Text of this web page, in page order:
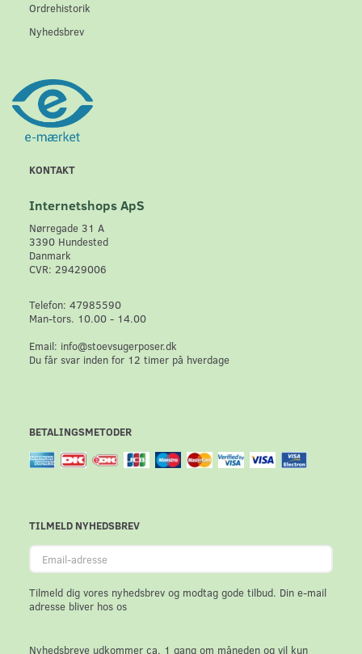
Ordrehistorik
Nyhedsbrev
KONTAKT
Internetshops ApS
Nørregade 31 A
3390 Hundested
Danmark
CVR: 29429006
Telefon: 47985590
Man-tors. 10.00 - 14.00
Email: info@stoevsugerposer.dk
Du får svar inden for 12 timer på hverdage
BETALINGSMETODER
TILMELD NYHEDSBREV
Email-
adresse
Tilmeld dig vores nyhedsbrev og modtag gode tilbud. Din e-mail
adresse bliver hos os
Nyhedsbreve udkommer ca. 1 gang om måneden og vil kun